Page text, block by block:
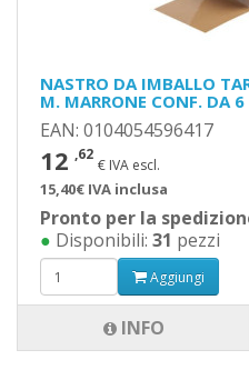
NASTRO DA IMBALLO
M. MARRONE CONF. DA 6
EAN: 0104054596417
12 ,62
€ IVA escl.
15,40€ IVA inclusa
Pronto per la
● Disponibili: 31 pezzi
Aggiungi
INFO